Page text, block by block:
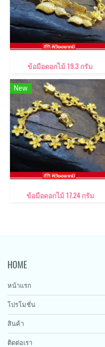
ข้อมือดอกไม้ 19.3 กรัม
New
ข้อมือดอกไม้ 17.24 กรัม
HOME
หน้าแรก
โปรโมชั่น
สินค้า
ติดต่อเรา